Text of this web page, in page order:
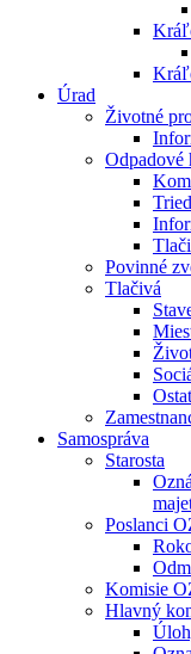
Úrad
Životné
Odpadové
Povinné
Tlačivá
Samospráva
Starosta
Poslanci
Komisie
Hlavný